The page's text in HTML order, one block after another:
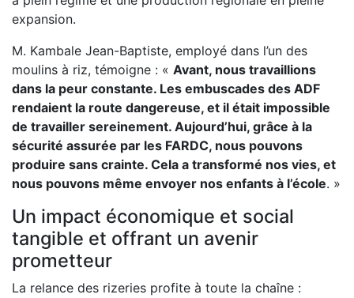
expansion.
M. Kambale Jean-Baptiste, employé dans l’un des
moulins à riz, témoigne : « Avant, nous travaillions
dans la peur constante. Les embuscades des ADF
rendaient la route dangereuse, et il était impossible
de travailler sereinement. Aujourd’hui, grâce à la
sécurité assurée par les FARDC, nous pouvons
produire sans crainte. Cela a transformé nos vies, et
nous pouvons même envoyer nos enfants à l’école. »
Un impact économique et social
tangible et offrant un avenir
prometteur
La relance des rizeries profite à toute la chaîne :